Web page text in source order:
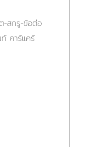
สกรู-ข้อต่อ
คาร์แคร์